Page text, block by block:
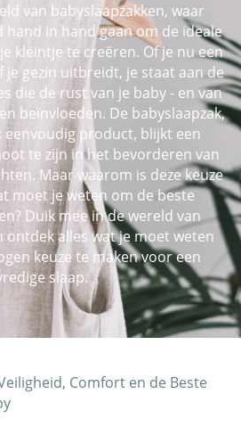
van babyslaapzakken, waar
in hand gaan om de ideale
kleintje te creëren. Of je nu een
gezin uitbreidt, je staat aan de
die de rust van je baby - en van
beïnvloeden. De babyslaapzak,
eenvoudig product, blijkt een
te zijn in het bevorderen van
Maar waarom is deze keuze
moet je weten om de beste
Duik mee in de wereld van
ontdek alles wat je moet weten
keuze te maken voor een
slaap.
Comfort en de Beste